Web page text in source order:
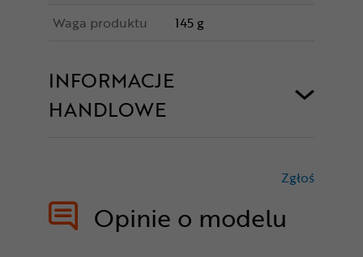
Waga produktu 145 g
INFORMACJE
HANDLOWE
Opinie o modelu
Zgłoś